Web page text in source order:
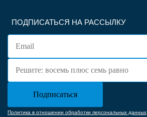
ПОДПИСАТЬСЯ НА РАССЫЛКУ
Политика в отношении обработки персональных данных